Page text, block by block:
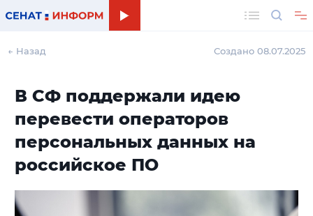
← Назад Создано 08.07.2025
В СФ поддержали идею
перевести операторов
персональных данных на
российское ПО